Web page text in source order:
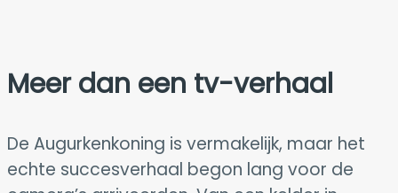
Meer dan een tv-verhaal
De Augurkenkoning is vermakelijk, maar het
echte succesverhaal begon lang voor de